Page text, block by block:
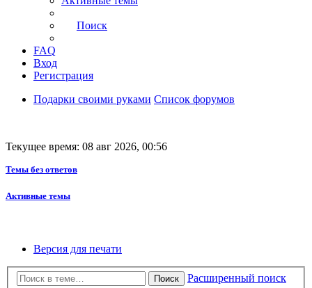
Поиск
FAQ
Вход
Регистрация
Подарки своими руками Список форумов
Текущее время: 08 авг 2026, 00:56
Темы без ответов
Активные темы
Версия для печати
Поиск
Расширенный поиск